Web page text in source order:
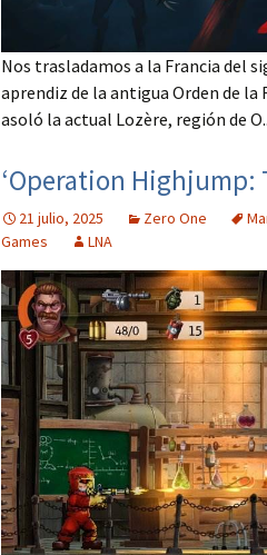
Nos trasladamos a la Francia del
aprendiz de la antigua Orden de la
asoló la actual Lozère, región de
‘Operation Highjump:
21 julio, 2025 Zero One
Games
LNA